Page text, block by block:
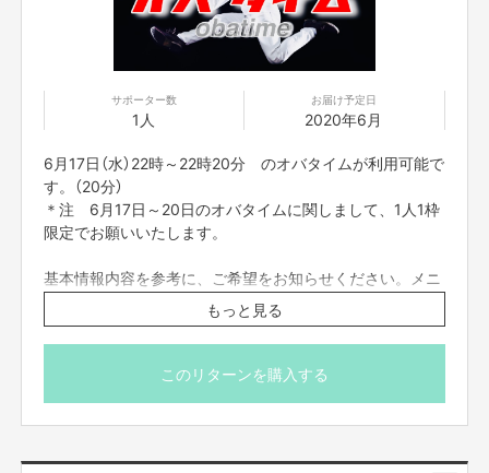
んな、おばたのお兄さんがあなたの悩みの相談に応えま
＊事前にzoomのダウンロードをお願いいたします。当日
は、ネット環境の良い場所にいてください。
zoomのアドレスですが、前々日中にはお送りをさせて
また、プロジェクト本文の末尾に記載されている【ご支
援にあたってのご注意事項】を必ずご一読ください。
顔出ししたくない方は前日までにお知らせください。
サポーター数
1人
お届け予定日
2020年6月
6月17日（水）22時～22時20分 のオバタイムが利用可能で
す。（20分）
＊注 6月17日～20日のオバタイムに関しまして、1人1枠
限定でお願いいたします。
基本情報内容を参考に、ご希望をお知らせください。メニ
ューは下記からの選択制になります。
応募の際に、希望のメニューとご指示をください。
・パーソナルメンタルトレーニング
もっと見る
このリターンを購入する